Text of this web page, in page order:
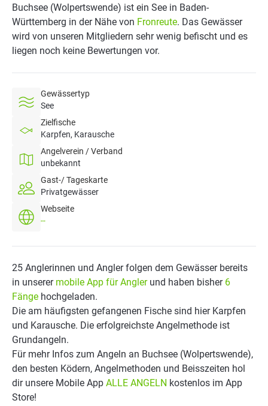
Buchsee (Wolpertswende) ist ein See in Baden-
Württemberg in der Nähe von Fronreute. Das Gewässer
wird von unseren Mitgliedern sehr wenig befischt und es
liegen noch keine Bewertungen vor.
Gewässertyp
See
Zielfische
Karpfen, Karausche
Angelverein / Verband
unbekannt
Gast-/ Tageskarte
Privatgewässer
Webseite
--
25 Anglerinnen und Angler folgen dem Gewässer bereits
in unserer mobile App für Anglerund haben bisher 6
Fänge hochgeladen.
Die am häufigsten gefangenen Fische sind hier Karpfen
und Karausche. Die erfolgreichste Angelmethode ist
Grundangeln.
Für mehr Infos zum Angeln an Buchsee (Wolpertswende),
den besten Ködern, Angelmethoden und Beisszeiten hol
dir unsere Mobile App ALLE ANGELN kostenlos im App
Store!